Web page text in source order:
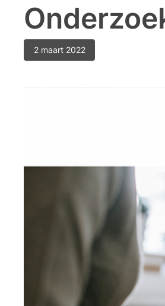
2 maart 2022